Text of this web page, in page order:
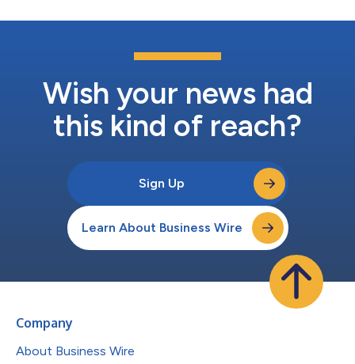
能提升提供本地化、高品质服务的能力，直接满足客户需求。” AIT
提供全面的货运代理服务，主要专注于空运和海运进出口。他将向
亚太区高级副总裁Wilson Lee汇报工作。 Lee表示，团队还将提供
出：“我们全面的服务组合...
Wish your news had
this kind of reach?
Sign Up
Learn About Business Wire
Company
About Business Wire